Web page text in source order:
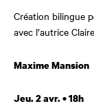
Création bilingue
avec l’autrice
Maxime Mansion
Jeu. 2 avr. • 18h